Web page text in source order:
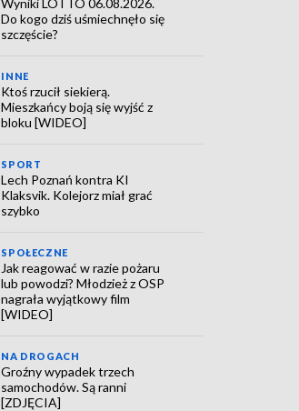
Do kogo dziś uśmiechnęło się
szczęście?
INNE
Ktoś rzucił siekierą.
Mieszkańcy boją się wyjść z
bloku [WIDEO]
SPORT
Lech Poznań kontra KI
Klaksvik. Kolejorz miał grać
szybko
SPOŁECZNE
Jak reagować w razie pożaru
lub powodzi? Młodzież z OSP
nagrała wyjątkowy film
[WIDEO]
NA DROGACH
Groźny wypadek trzech
samochodów. Są ranni
[ZDJĘCIA]